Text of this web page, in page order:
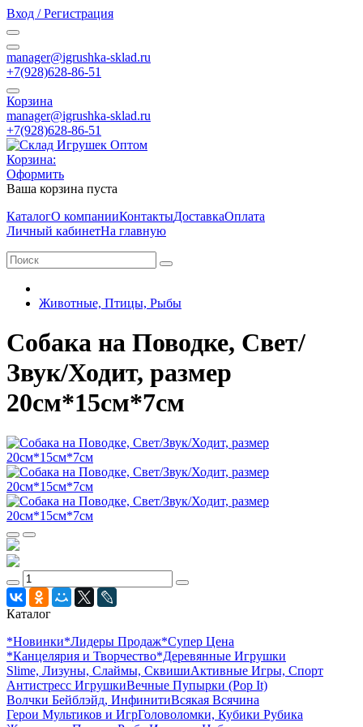
Вход / Регистрация
manager@igrushka-sklad.ru
+7(928)628-86-51
Корзина
manager@igrushka-sklad.ru
+7(928)628-86-51
Корзина:
Оформить
Ваша корзина пуста
КаталогО компанииКонтактыДоставкаОплата
Личный кабинетНа главную
Животные, Птицы, Рыбы
Собака на Поводке, Свет/
Звук/Ходит, размер
20см*15см*7см
Каталог
*Новинки*Лидеры Продаж*Супер Цена
*Канцелярия и Творчество*Деревянные Игрушки
Slime, Лизуны, Слаймы, СквишиАктивные Игры, Спорт
Антистресс ИгрушкиВечные Пупырки (Pop It)
Волчки Бейблэйд, ИнфинитиВсякая Всячина
Герои Мультиков и ИгрГоловоломки, Кубики Рубика